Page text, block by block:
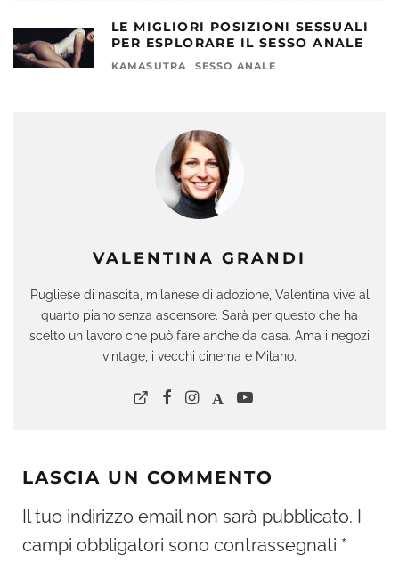
VALENTINA GRANDI
Pugliese di nascita, milanese di adozione, Valentina vive al
quarto piano senza ascensore. Sarà per questo che ha
scelto un lavoro che può fare anche da casa. Ama i negozi
vintage, i vecchi cinema e Milano.
LE MIGLIORI POSIZIONI SESSUALI
PER ESPLORARE IL SESSO ANALE
KAMASUTRA SESSO ANALE
LASCIA UN COMMENTO
Il tuo indirizzo email non sarà pubblicato. I
campi obbligatori sono contrassegnati *